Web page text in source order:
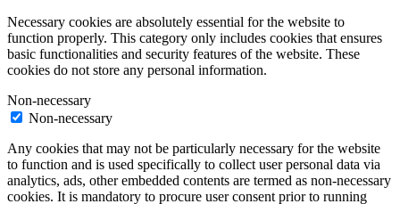
Necessary cookies are absolutely essential for the website to
function properly. This category only includes cookies that ensures
basic functionalities and security features of the website. These
cookies do not store any personal information.
Non-necessary
Non-necessary
Any cookies that may not be particularly necessary for the website
to function and is used specifically to collect user personal data via
analytics, ads, other embedded contents are termed as non-necessary
cookies. It is mandatory to procure user consent prior to running